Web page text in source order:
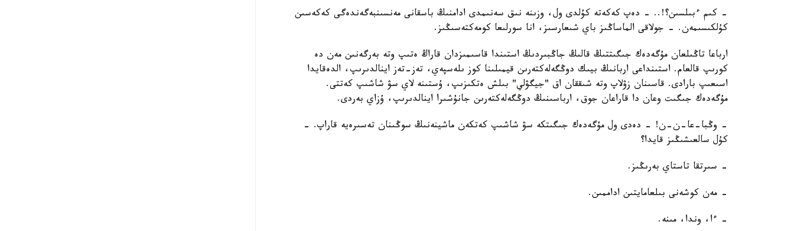
- كىم ءبىلسىن؟!.. - دەپ كەكەتە كۇلدى ول، وزىنە نىق سەنىمدى ادامنىڭ باسقانى مەنسىنبەگەندەگى كەكەسىن
كۇلكىسىمەن. - جولاقى الماساڭىز باي شىعارسىز، انا سورلىعا كومەكتەسىڭىز.
ارباعا تاڭىلعان مۇگەدەك جىگىتتىڭ قالىڭ جاڭبىردىڭ استىندا قاسىمىزدان قاراڭ ەتىپ وتە بەرگەنىن مەن دە
كورىپ قالعام. استىنداعى اربانىڭ بيىك دوڭگەلەكتەرىن قيمىلىنا كوز ىلەسپەي، تەز-تەز اينالدىرىپ، الدەقايدا
اسىعىپ بارادى. قاسىنان زۋلاپ وتە شىققان اق "جيگۋلي" بىلش ەتكىزىپ، ۇستىنە لاي سۋ شاشىپ كەتتى.
مۇگەدەك جىگىت وعان دا قاراعان جوق، ارباسىنىڭ دوڭگەلەكتەرىن جانۇشىرا اينالدىرىپ، ۇزاي بەردى.
- وڭبا-عا-ن-ن! - دەدى ول مۇگەدەك جىگىتكە سۋ شاشىپ كەتكەن ماشينەنىڭ سوڭىنان تەسىرەيە قاراپ. -
كۇل سالعىشىڭىز قايدا؟
- سىرتقا تاستاي بەرىڭىز.
- مەن كوشەنى بىلعامايتىن اداممىن.
- ءا، وندا، مىنە.